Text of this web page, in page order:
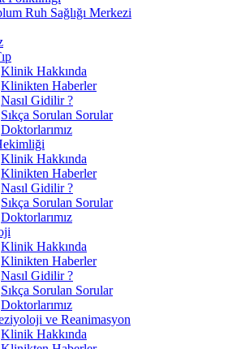
Ruh Sağlığı Merkezi
Klinik Hakkında
Klinikten Haberler
Nasıl Gidilir ?
Sıkça Sorulan Sorular
Doktorlarımız
Klinik Hakkında
Klinikten Haberler
Nasıl Gidilir ?
Sıkça Sorulan Sorular
Doktorlarımız
Klinik Hakkında
Klinikten Haberler
Nasıl Gidilir ?
Sıkça Sorulan Sorular
Doktorlarımız
ve Reanimasyon
Klinik Hakkında